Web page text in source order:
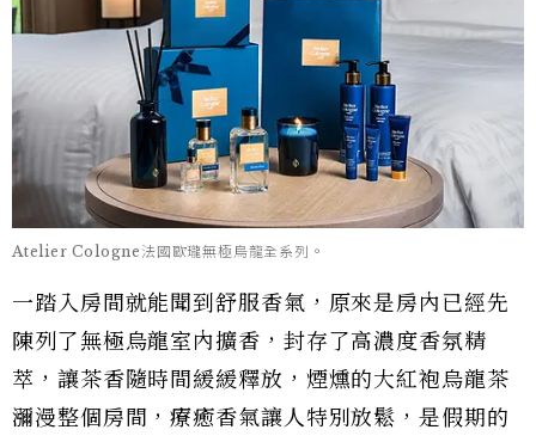
Atelier Cologne法國歐瓏無極烏龍全系列。
一踏入房間就能聞到舒服香氣，原來是房內已經先
陳列了無極烏龍室內擴香，封存了高濃度香氛精
萃，讓茶香隨時間緩緩釋放，煙燻的大紅袍烏龍茶
瀰漫整個房間，療癒香氣讓人特別放鬆，是假期的